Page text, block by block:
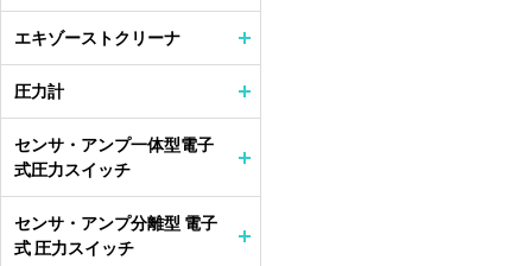
エキゾーストクリーナ
圧力計
センサ・アンプ一体型電子
式圧力スイッチ
センサ・アンプ分離型 電子
式 圧力スイッチ